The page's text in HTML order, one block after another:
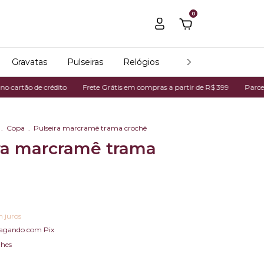
0
Gravatas Pulseiras Relógios Todos os produtos
crédito Frete Grátis em compras a partir de R$ 399 Parcelamos
. Copa . Pulseira marcramê trama crochê
marcramê trama
juros
com Pix